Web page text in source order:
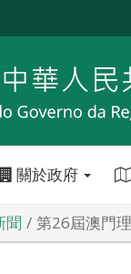
關於政府
聞 第26屆澳門